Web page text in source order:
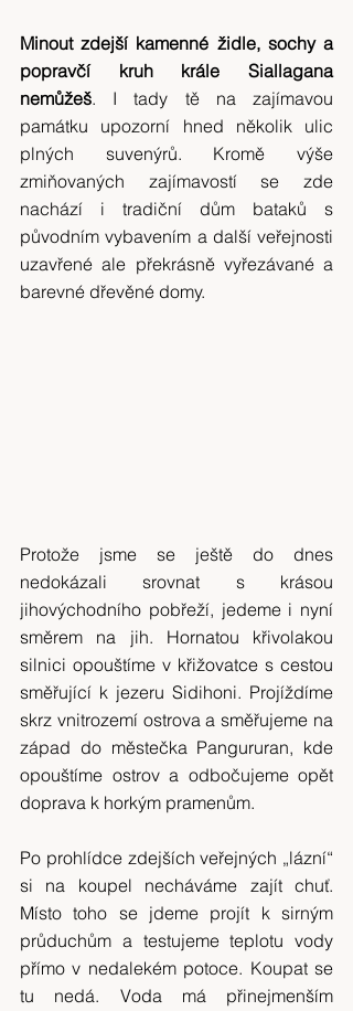
Minout zdejší kamenné židle, sochy a
popravčí kruh krále Siallagana
nemůžeš. I tady tě na zajímavou
památku upozorní hned několik ulic
plných suvenýrů. Kromě výše
zmiňovaných zajímavostí se zde
nachází i tradiční dům bataků s
původním vybavením a další veřejnosti
uzavřené ale překrásně vyřezávané a
barevné dřevěné domy.
Protože jsme se ještě do dnes
nedokázali srovnat s krásou
jihovýchodního pobřeží, jedeme i nyní
směrem na jih. Hornatou křivolakou
silnici opouštíme v křižovatce s cestou
směřující k jezeru Sidihoni. Projíždíme
skrz vnitrozemí ostrova a směřujeme na
západ do městečka Pangururan, kde
opouštíme ostrov a odbočujeme opět
doprava k horkým pramenům.
Po prohlídce zdejších veřejných „lázní“
si na koupel necháváme zajít chuť.
Místo toho se jdeme projít k sirným
průduchům a testujeme teplotu vody
přímo v nedalekém potoce. Koupat se
tu nedá. Voda má přinejmenším